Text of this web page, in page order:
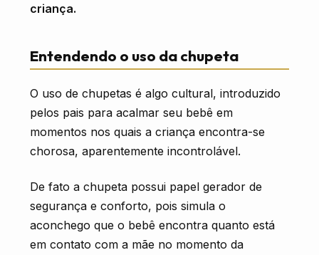
criança.
Entendendo o uso da chupeta
O uso de chupetas é algo cultural, introduzido
pelos pais para acalmar seu bebê em
momentos nos quais a criança encontra-se
chorosa, aparentemente incontrolável.
De fato a chupeta possui papel gerador de
segurança e conforto, pois simula o
aconchego que o bebê encontra quanto está
em contato com a mãe no momento da